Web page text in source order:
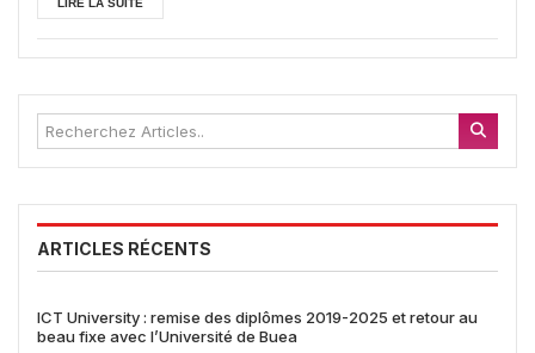
LIRE LA SUITE
ARTICLES RÉCENTS
ICT University : remise des diplômes 2019-2025 et retour au
beau fixe avec l’Université de Buea